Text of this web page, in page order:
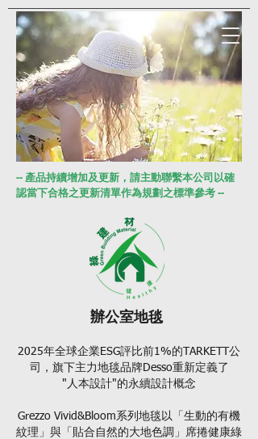
-- 產品持續增加及更新，請主動聯繫本公司以確
認當下合格之更新清單作為規劃之標準參考 --
辦公室地毯
2025年全球企業ESG評比前1%的TARKETT公
司，旗下主力地毯品牌Desso重新定義了
"人本設計"的永續設計概念
Grezzo Vivid&Bloom系列地毯以「生動的有機
紋理」與「貼合自然的大地色調」席捲健康綠